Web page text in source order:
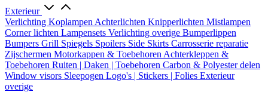
Exterieur
Verlichting Koplampen Achterlichten Knipperlichten Mistlampen
Corner lichten Lampensets Verlichting overige Bumperlippen
Bumpers Grill Spiegels Spoilers Side Skirts Carrosserie reparatie
Zijschermen Motorkappen & Toebehoren Achterkleppen &
Toebehoren Ruiten | Daken | Toebehoren Carbon & Polyester delen
Window visors Sleepogen Logo's | Stickers | Folies Exterieur
overige